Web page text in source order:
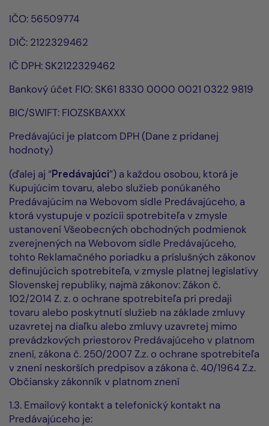
IČO: 56509774
DIČ: 2122329462
IČ DPH: SK2122329462
Bankový účet FIO: SK61 8330 0000 0021 0322 9819
BIC/SWIFT: FIOZSKBAXXX
Predávajúci je platcom DPH (Dane z pridanej
hodnoty)
(ďalej aj “Predávajúci”) a každou osobou, ktorá je
Kupujúcim tovaru, alebo služieb ponúkaného
Predávajúcim na Webovom sídle Predávajúceho, a
ktorá vystupuje v pozícii spotrebiteľa v zmysle
ustanovení Všeobecných obchodných podmienok
zverejnených na Webovom sídle Predávajúceho,
tohto Reklamačného poriadku a príslušných zákonov
definujúcich spotrebiteľa, v zmysle platnej legislatívy
Slovenskej republiky, najmä zákonov: Zákon č.
102/2014 Z. z. o ochrane spotrebiteľa pri predaji
tovaru alebo poskytnutí služieb na základe zmluvy
uzavretej na diaľku alebo zmluvy uzavretej mimo
prevádzkových priestorov Predávajúceho v platnom
znení, zákona č. 250/2007 Z.z. o ochrane spotrebiteľa
v znení neskorších predpisov a zákona č. 40/1964 Z.z.
Občiansky zákonník v platnom znení
1.3. Emailový kontakt a telefonický kontakt na
Predávajúceho je: